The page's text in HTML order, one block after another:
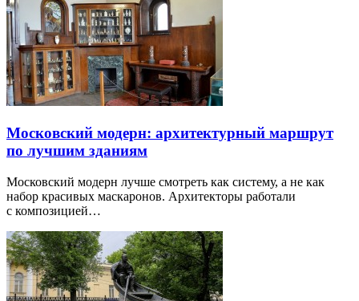
Московский модерн: архитектурный маршрут
по лучшим зданиям
Московский модерн лучше смотреть как систему, а не как
набор красивых маскаронов. Архитекторы работали
с композицией…